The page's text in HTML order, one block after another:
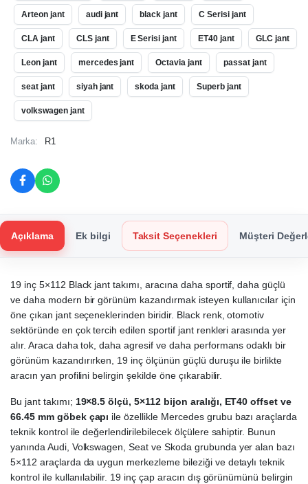
Arteon jant audi jant black jant C Serisi jant
CLA jant CLS jant E Serisi jant ET40 jant GLC jant
Leon jant mercedes jant Octavia jant passat jant
seat jant siyah jant skoda jant Superb jant
volkswagen jant
Marka: R1
Açıklama Ek bilgi Taksit Seçenekleri Müşteri
19 inç 5×112 Black jant takımı, aracına daha sportif, daha güçlü
ve daha modern bir görünüm kazandırmak isteyen kullanıcılar için
öne çıkan jant seçeneklerinden biridir. Black renk, otomotiv
sektöründe en çok tercih edilen sportif jant renkleri arasında yer
alır. Araca daha tok, daha agresif ve daha performans odaklı bir
görünüm kazandırırken, 19 inç ölçünün güçlü duruşu ile birlikte
aracın yan profilini belirgin şekilde öne çıkarabilir.
Bu jant takımı; 19×8.5 ölçü, 5×112 bijon aralığı, ET40 offset ve
66.45 mm göbek çapı ile özellikle Mercedes grubu bazı araçlarda
teknik kontrol ile değerlendirilebilecek ölçülere sahiptir. Bunun
yanında Audi, Volkswagen, Seat ve Skoda grubunda yer alan bazı
5×112 araçlarda da uygun merkezleme bileziği ve detaylı teknik
kontrol ile kullanılabilir. 19 inç çap aracın dış görünümünü belirgin